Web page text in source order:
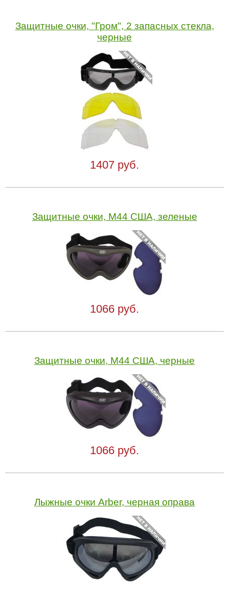
Защитные очки, "Гром", 2 запасных стекла,
черные
1407 руб.
Защитные очки, M44 США, зеленые
1066 руб.
Защитные очки, M44 США, черные
1066 руб.
Лыжные очки Arber, черная оправа